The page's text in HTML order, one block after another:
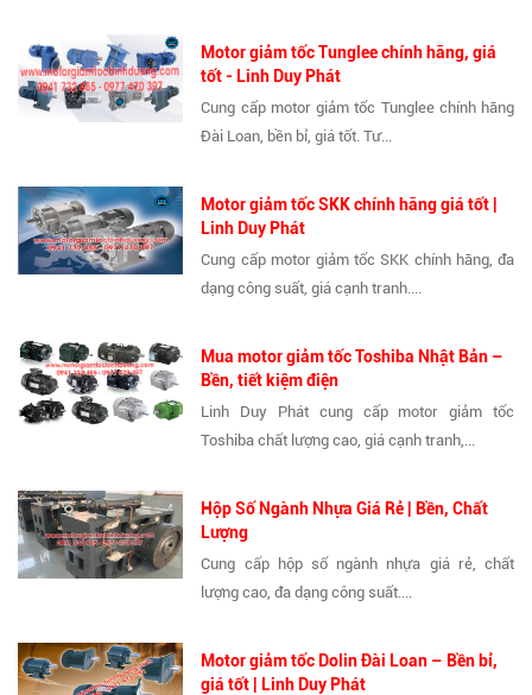
Motor giảm tốc Tunglee chính hãng, giá
tốt - Linh Duy Phát
Cung cấp motor giảm tốc Tunglee chính hãng
Đài Loan, bền bỉ, giá tốt. Tư...
Motor giảm tốc SKK chính hãng giá tốt |
Linh Duy Phát
Cung cấp motor giảm tốc SKK chính hãng, đa
dạng công suất, giá cạnh tranh....
Mua motor giảm tốc Toshiba Nhật Bản –
Bền, tiết kiệm điện
Linh Duy Phát cung cấp motor giảm tốc
Toshiba chất lượng cao, giá cạnh tranh,...
Hộp Số Ngành Nhựa Giá Rẻ | Bền, Chất
Lượng
Cung cấp hộp số ngành nhựa giá rẻ, chất
lượng cao, đa dạng công suất....
Motor giảm tốc Dolin Đài Loan – Bền bỉ,
giá tốt | Linh Duy Phát